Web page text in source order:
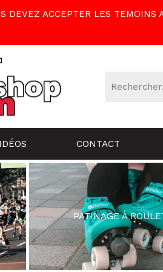
ACCEPTER LES
CONTACT
PATINAGE À